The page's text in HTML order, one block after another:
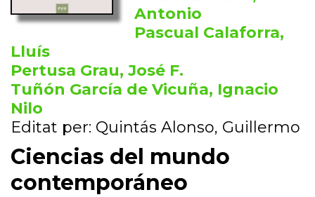
Antonio
Pascual Calaforra,
Lluís
Pertusa Grau, José F.
Tuñón García de Vicuña, Ignacio
Nilo
Editat per: Quintás Alonso, Guillermo
Ciencias del mundo
contemporáneo